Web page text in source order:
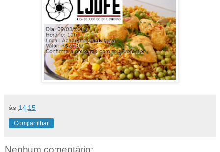
às 14:15
Compartilhar
Nenhum comentário: